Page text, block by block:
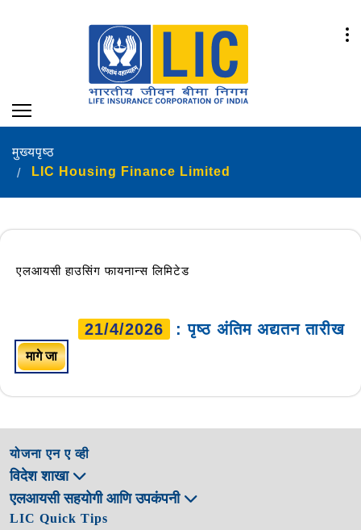
मुख्यपृष्ठ
LIC Housing Finance Limited
एलआयसी हाउसिंग फायनान्स लिमिटेड
21/4/2026 : पृष्ठ अंतिम अद्यतन तारीख
मागे जा
योजना एन ए व्ही
विदेश शाखा
एलआयसी सहयोगी आणि उपकंपनी
LIC Quick Tips